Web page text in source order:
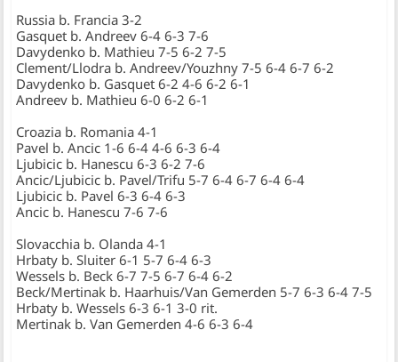
Russia b. Francia 3-2
Gasquet b. Andreev 6-4 6-3 7-6
Davydenko b. Mathieu 7-5 6-2 7-5
Clement/Llodra b. Andreev/Youzhny 7-5 6-4 6-7 6-2
Davydenko b. Gasquet 6-2 4-6 6-2 6-1
Andreev b. Mathieu 6-0 6-2 6-1
Croazia b. Romania 4-1
Pavel b. Ancic 1-6 6-4 4-6 6-3 6-4
Ljubicic b. Hanescu 6-3 6-2 7-6
Ancic/Ljubicic b. Pavel/Trifu 5-7 6-4 6-7 6-4 6-4
Ljubicic b. Pavel 6-3 6-4 6-3
Ancic b. Hanescu 7-6 7-6
Slovacchia b. Olanda 4-1
Hrbaty b. Sluiter 6-1 5-7 6-4 6-3
Wessels b. Beck 6-7 7-5 6-7 6-4 6-2
Beck/Mertinak b. Haarhuis/Van Gemerden 5-7 6-3 6-4 7-5
Hrbaty b. Wessels 6-3 6-1 3-0 rit.
Mertinak b. Van Gemerden 4-6 6-3 6-4